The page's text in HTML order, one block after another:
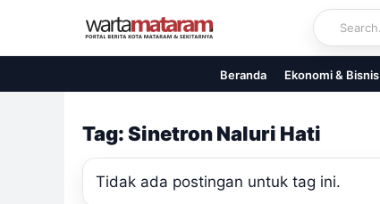
content
Beranda Ekonomi & Bisnis
Tag: Sinetron Naluri Hati
Tidak ada postingan untuk tag ini.